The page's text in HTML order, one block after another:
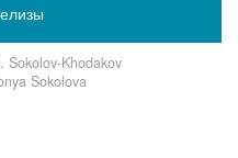
Khodakov
Sokolova